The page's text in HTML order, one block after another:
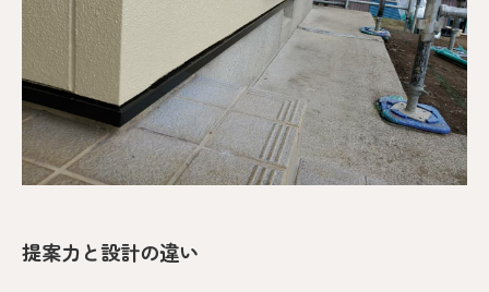
提案力と設計の違い